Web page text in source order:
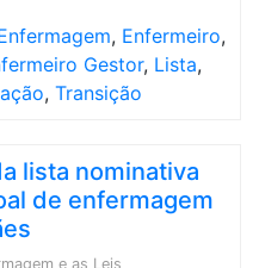
, Enfermeiro,
Gestor, Lista,
, Transição
lista nominativa
de enfermagem
e as Leis